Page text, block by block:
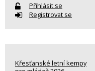
Přihlásit se
Registrovat se
Křesťanské letní kempy